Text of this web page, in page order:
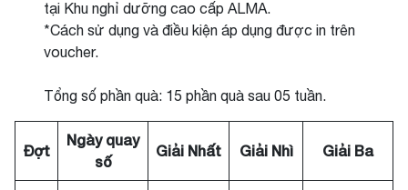
tại Khu nghỉ dưỡng cao cấp ALMA.
*Cách sử dụng và điều kiện áp dụng được in trên
voucher.
Tổng số phần quà: 15 phần quà sau 05 tuần.
Đợt
Ngày quay
số
Giải Nhất Giải Nhì Giải Ba